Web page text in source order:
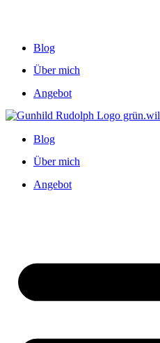
Blog
Über mich
Angebot
Blog
Über mich
Angebot